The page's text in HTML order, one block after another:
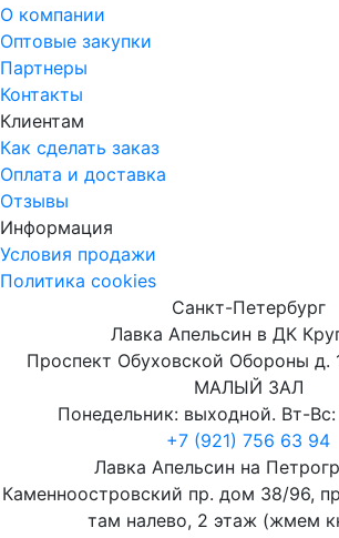
О компании
Оптовые закупки
Партнеры
Контакты
Клиентам
Как сделать заказ
Оплата и доставка
Отзывы
Информация
Условия продажи
Политика cookies
Санкт-Петербург
Лавка Апельсин в ДК
Проспект Обуховской Обороны д.
МАЛЫЙ ЗАЛ
Понедельник: выходной. Вт-Вс:
+7 (921) 756 63 94
Лавка Апельсин на
Каменноостровский пр. дом 38/96,
там налево, 2 этаж (жмем